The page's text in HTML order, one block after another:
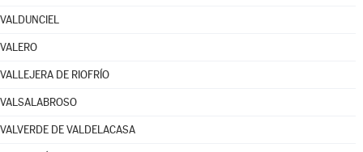
VALDUNCIEL
VALERO
VALLEJERA DE RIOFRÍO
VALSALABROSO
VALVERDE DE VALDELACASA